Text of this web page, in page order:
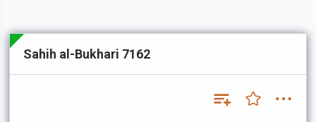
Sahih al-Bukhari 7162